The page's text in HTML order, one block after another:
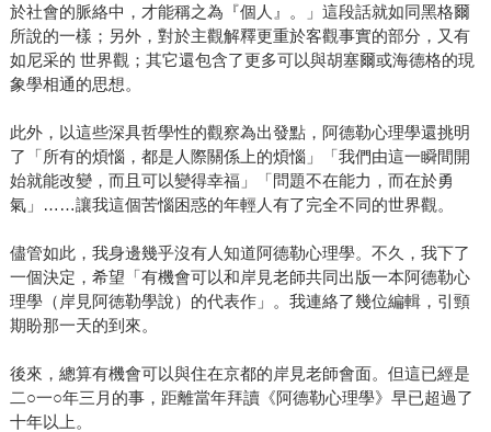
於社會的脈絡中，才能稱之為『個人』。」這段話就如同黑格爾
所說的一樣；另外，對於主觀解釋更重於客觀事實的部分，又有
如尼采的 世界觀；其它還包含了更多可以與胡塞爾或海德格的現
象學相通的思想。
此外，以這些深具哲學性的觀察為出發點，阿德勒心理學還挑明
了「所有的煩惱，都是人際關係上的煩惱」「我們由這一瞬間開
始就能改變，而且可以變得幸福」「問題不在能力，而在於勇
氣」……讓我這個苦惱困惑的年輕人有了完全不同的世界觀。
儘管如此，我身邊幾乎沒有人知道阿德勒心理學。不久，我下了
一個決定，希望「有機會可以和岸見老師共同出版一本阿德勒心
理學（岸見阿徳勒學說）的代表作」。我連絡了幾位編輯，引頸
期盼那一天的到來。
後來，總算有機會可以與住在京都的岸見老師會面。但這已經是
二○一○年三月的事，距離當年拜讀《阿德勒心理學》早已超過了
十年以上。